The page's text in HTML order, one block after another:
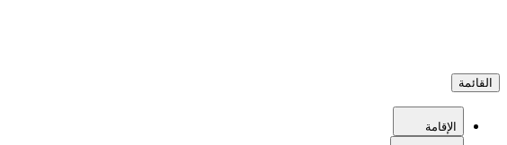
القائمة
الإقامة